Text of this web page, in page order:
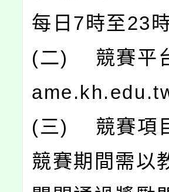
每日7時至23
(二) 競賽平
(三) 競賽項
競賽期間需以